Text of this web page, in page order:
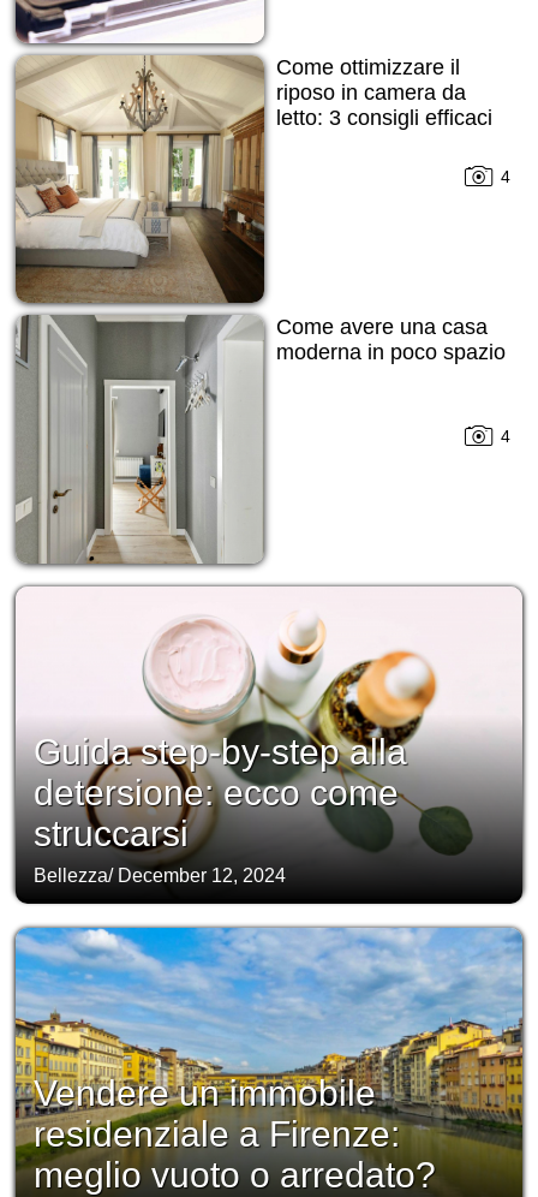
Come ottimizzare il
riposo in camera da
letto: 3 consigli efficaci
4
Come avere una casa
moderna in poco spazio
4
Guida step-by-step alla
detersione: ecco come
struccarsi
Bellezza/ December 12, 2024
Vendere un immobile
residenziale a Firenze:
meglio vuoto o arredato?